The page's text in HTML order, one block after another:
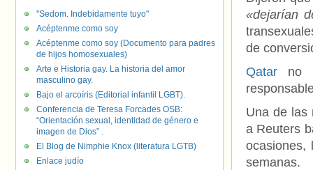
«dejarían
de
Qatar no
Una de las
a Reuters
ocasiones,
semanas.
"Sedom. Indebidamente tuyo"
Acéptenme como soy
Acéptenme como soy (Documento para padres
de hijos homosexuales)
Arte e Historia gay. La historia del amor
masculino gay.
Bajo el arcoíris (Editorial infantil LGBT).
Conferencia de Teresa Forcades OSB:
“Orientación sexual, identidad de género e
imagen de Dios” .
El Blog de Nimphie Knox (literatura LGTB)
Enlace judío